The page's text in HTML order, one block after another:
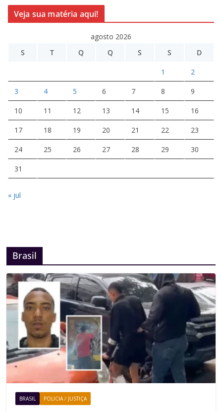
Veja sua matéria aqui!
agosto 2026
S
T Q Q S S D
1 2
3 4 5 6 7 8 9
10 11 12 13 14 15 16
17 18 19 20 21 22 23
24 25 26 27 28 29 30
31
« jul
Brasil
BRASIL POLICIA / JUSTIÇA